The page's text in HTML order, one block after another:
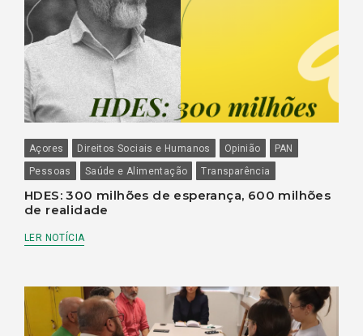
Açores Direitos Sociais e Humanos Opinião
PAN
Pessoas
Saúde e Alimentação Transparência
HDES: 300 milhões de esperança, 600 milhões
de realidade
LER NOTÍCIA